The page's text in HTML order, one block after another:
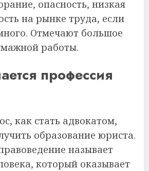
опасность, низкая
на рынке труда, если
Отмечают большое
работы.
профессия
как стать адвокатом,
образование юриста.
называет
который оказывает